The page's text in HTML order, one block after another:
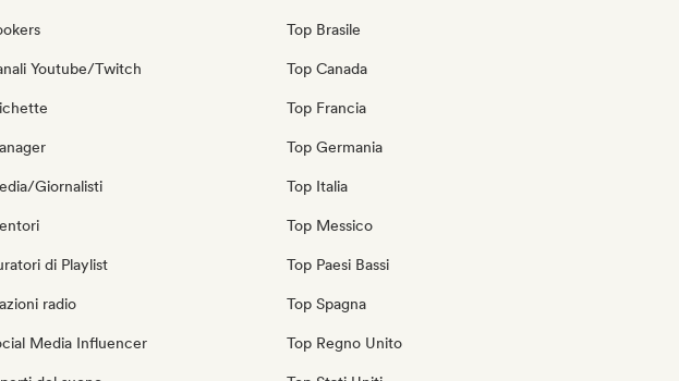
Youtube/Twitch
Giornalisti
di Playlist
radio
Media Influencer
Top Brasile
Top Canada
Top Francia
Top Germania
Top Italia
Top Messico
Top Paesi Bassi
Top Spagna
Top Regno Unito